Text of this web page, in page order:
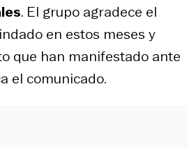
. El grupo agradece el
en estos meses y
que han manifestado ante
el comunicado.